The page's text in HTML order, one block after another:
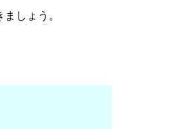
しょう。